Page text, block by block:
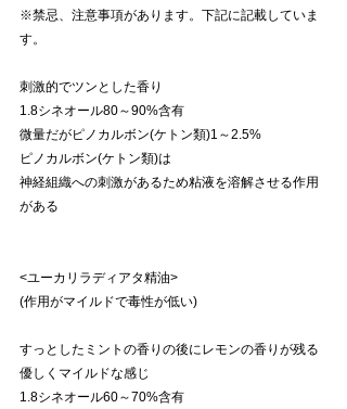
※禁忌、注意事項があります。下記に記載していま
す。
刺激的でツンとした香り
1.8シネオール80～90%含有
微量だがピノカルボン(ケトン類)1～2.5%
ピノカルボン(ケトン類)は
神経組織への刺激があるため粘液を溶解させる作用
がある
<ユーカリラディアタ精油>
(作用がマイルドで毒性が低い)
すっとしたミントの香りの後にレモンの香りが残る
優しくマイルドな感じ
1.8シネオール60～70%含有